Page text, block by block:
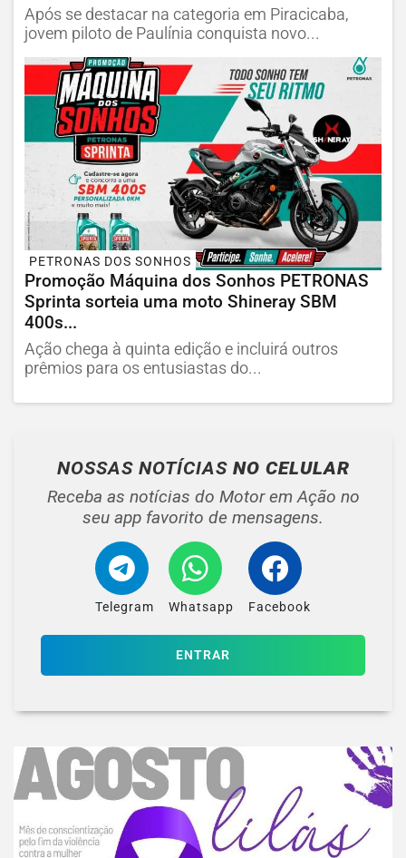
Após se destacar na categoria em Piracicaba,
jovem piloto de Paulínia conquista novo...
PETRONAS DOS SONHOS
Promoção Máquina dos Sonhos PETRONAS
Sprinta sorteia uma moto Shineray SBM
400s...
Ação chega à quinta edição e incluirá outros
prêmios para os entusiastas do...
NOSSAS NOTÍCIAS NO CELULAR
Receba as notícias do Motor em Ação no
seu app favorito de mensagens.
Telegram Whatsapp Facebook
ENTRAR